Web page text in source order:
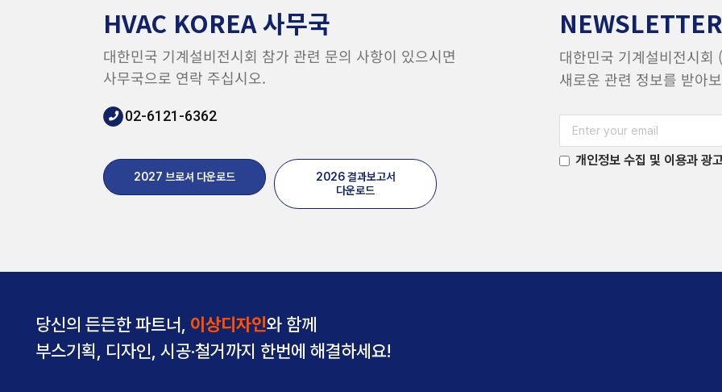
HVAC KOREA 사무국
대한민국 기계설비전시회 참가 관련 문의 사항이 있으시면
사무국으로 연락 주십시오.
02-6121-6362
2027 브로셔 다운로드
2026 결과보고서
다운로드
NEWSLETTER
대한민국 기계설비전시회
새로운 관련 정보를 받아
개인정보 수집 및 이용과 광
당신의 든든한 파트너, 이상디자인와 함께
부스기획, 디자인, 시공·철거까지 한번에 해결하세요!